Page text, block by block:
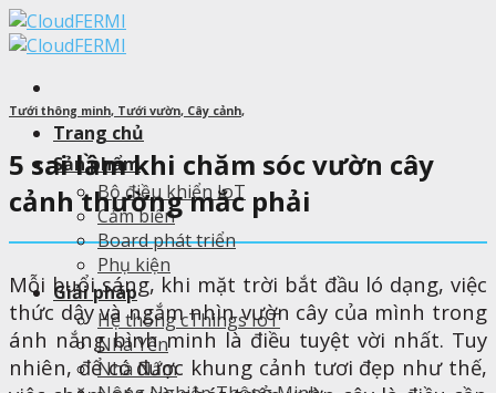
Skip
to
Trang chủ
Sản phẩm
Bộ điều khiển IoT
Cảm biến
Board phát triển
Phụ kiện
Giải pháp
Hệ thống cThings IoT
Nhà Yến
Nhà Nấm
Tưới thông minh, Tưới vườn, Cây cảnh,
5 sai lầm khi chăm sóc vườn cây
cảnh thường mắc phải
Mỗi buổi sáng, khi mặt trời bắt đầu ló dạng, việc
thức dậy và ngắm nhìn vườn cây của mình trong
ánh nắng bình minh là điều tuyệt vời nhất. Tuy
nhiên, để có được khung cảnh tươi đẹp như thế,